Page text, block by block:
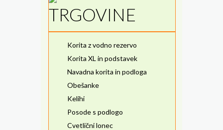
TRGOVINE
Korita z vodno rezervo
Korita XL in podstavek
Navadna korita in podloga
Obešanke
Kelihi
Posode s podlogo
Cvetlični lonec